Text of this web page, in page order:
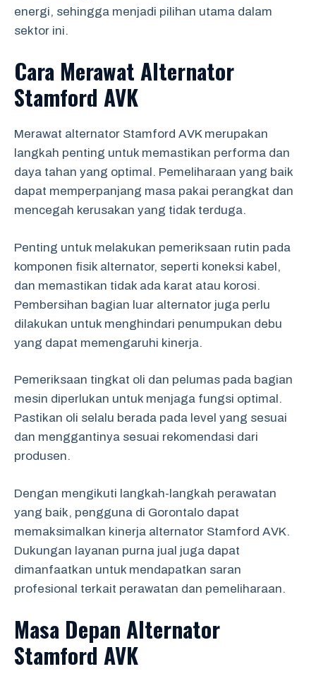
energi, sehingga menjadi pilihan utama dalam
sektor ini.
Cara Merawat Alternator
Stamford AVK
Merawat alternator Stamford AVK merupakan
langkah penting untuk memastikan performa dan
daya tahan yang optimal. Pemeliharaan yang baik
dapat memperpanjang masa pakai perangkat dan
mencegah kerusakan yang tidak terduga.
Penting untuk melakukan pemeriksaan rutin pada
komponen fisik alternator, seperti koneksi kabel,
dan memastikan tidak ada karat atau korosi.
Pembersihan bagian luar alternator juga perlu
dilakukan untuk menghindari penumpukan debu
yang dapat memengaruhi kinerja.
Pemeriksaan tingkat oli dan pelumas pada bagian
mesin diperlukan untuk menjaga fungsi optimal.
Pastikan oli selalu berada pada level yang sesuai
dan menggantinya sesuai rekomendasi dari
produsen.
Dengan mengikuti langkah-langkah perawatan
yang baik, pengguna di Gorontalo dapat
memaksimalkan kinerja alternator Stamford AVK.
Dukungan layanan purna jual juga dapat
dimanfaatkan untuk mendapatkan saran
profesional terkait perawatan dan pemeliharaan.
Masa Depan Alternator
Stamford AVK